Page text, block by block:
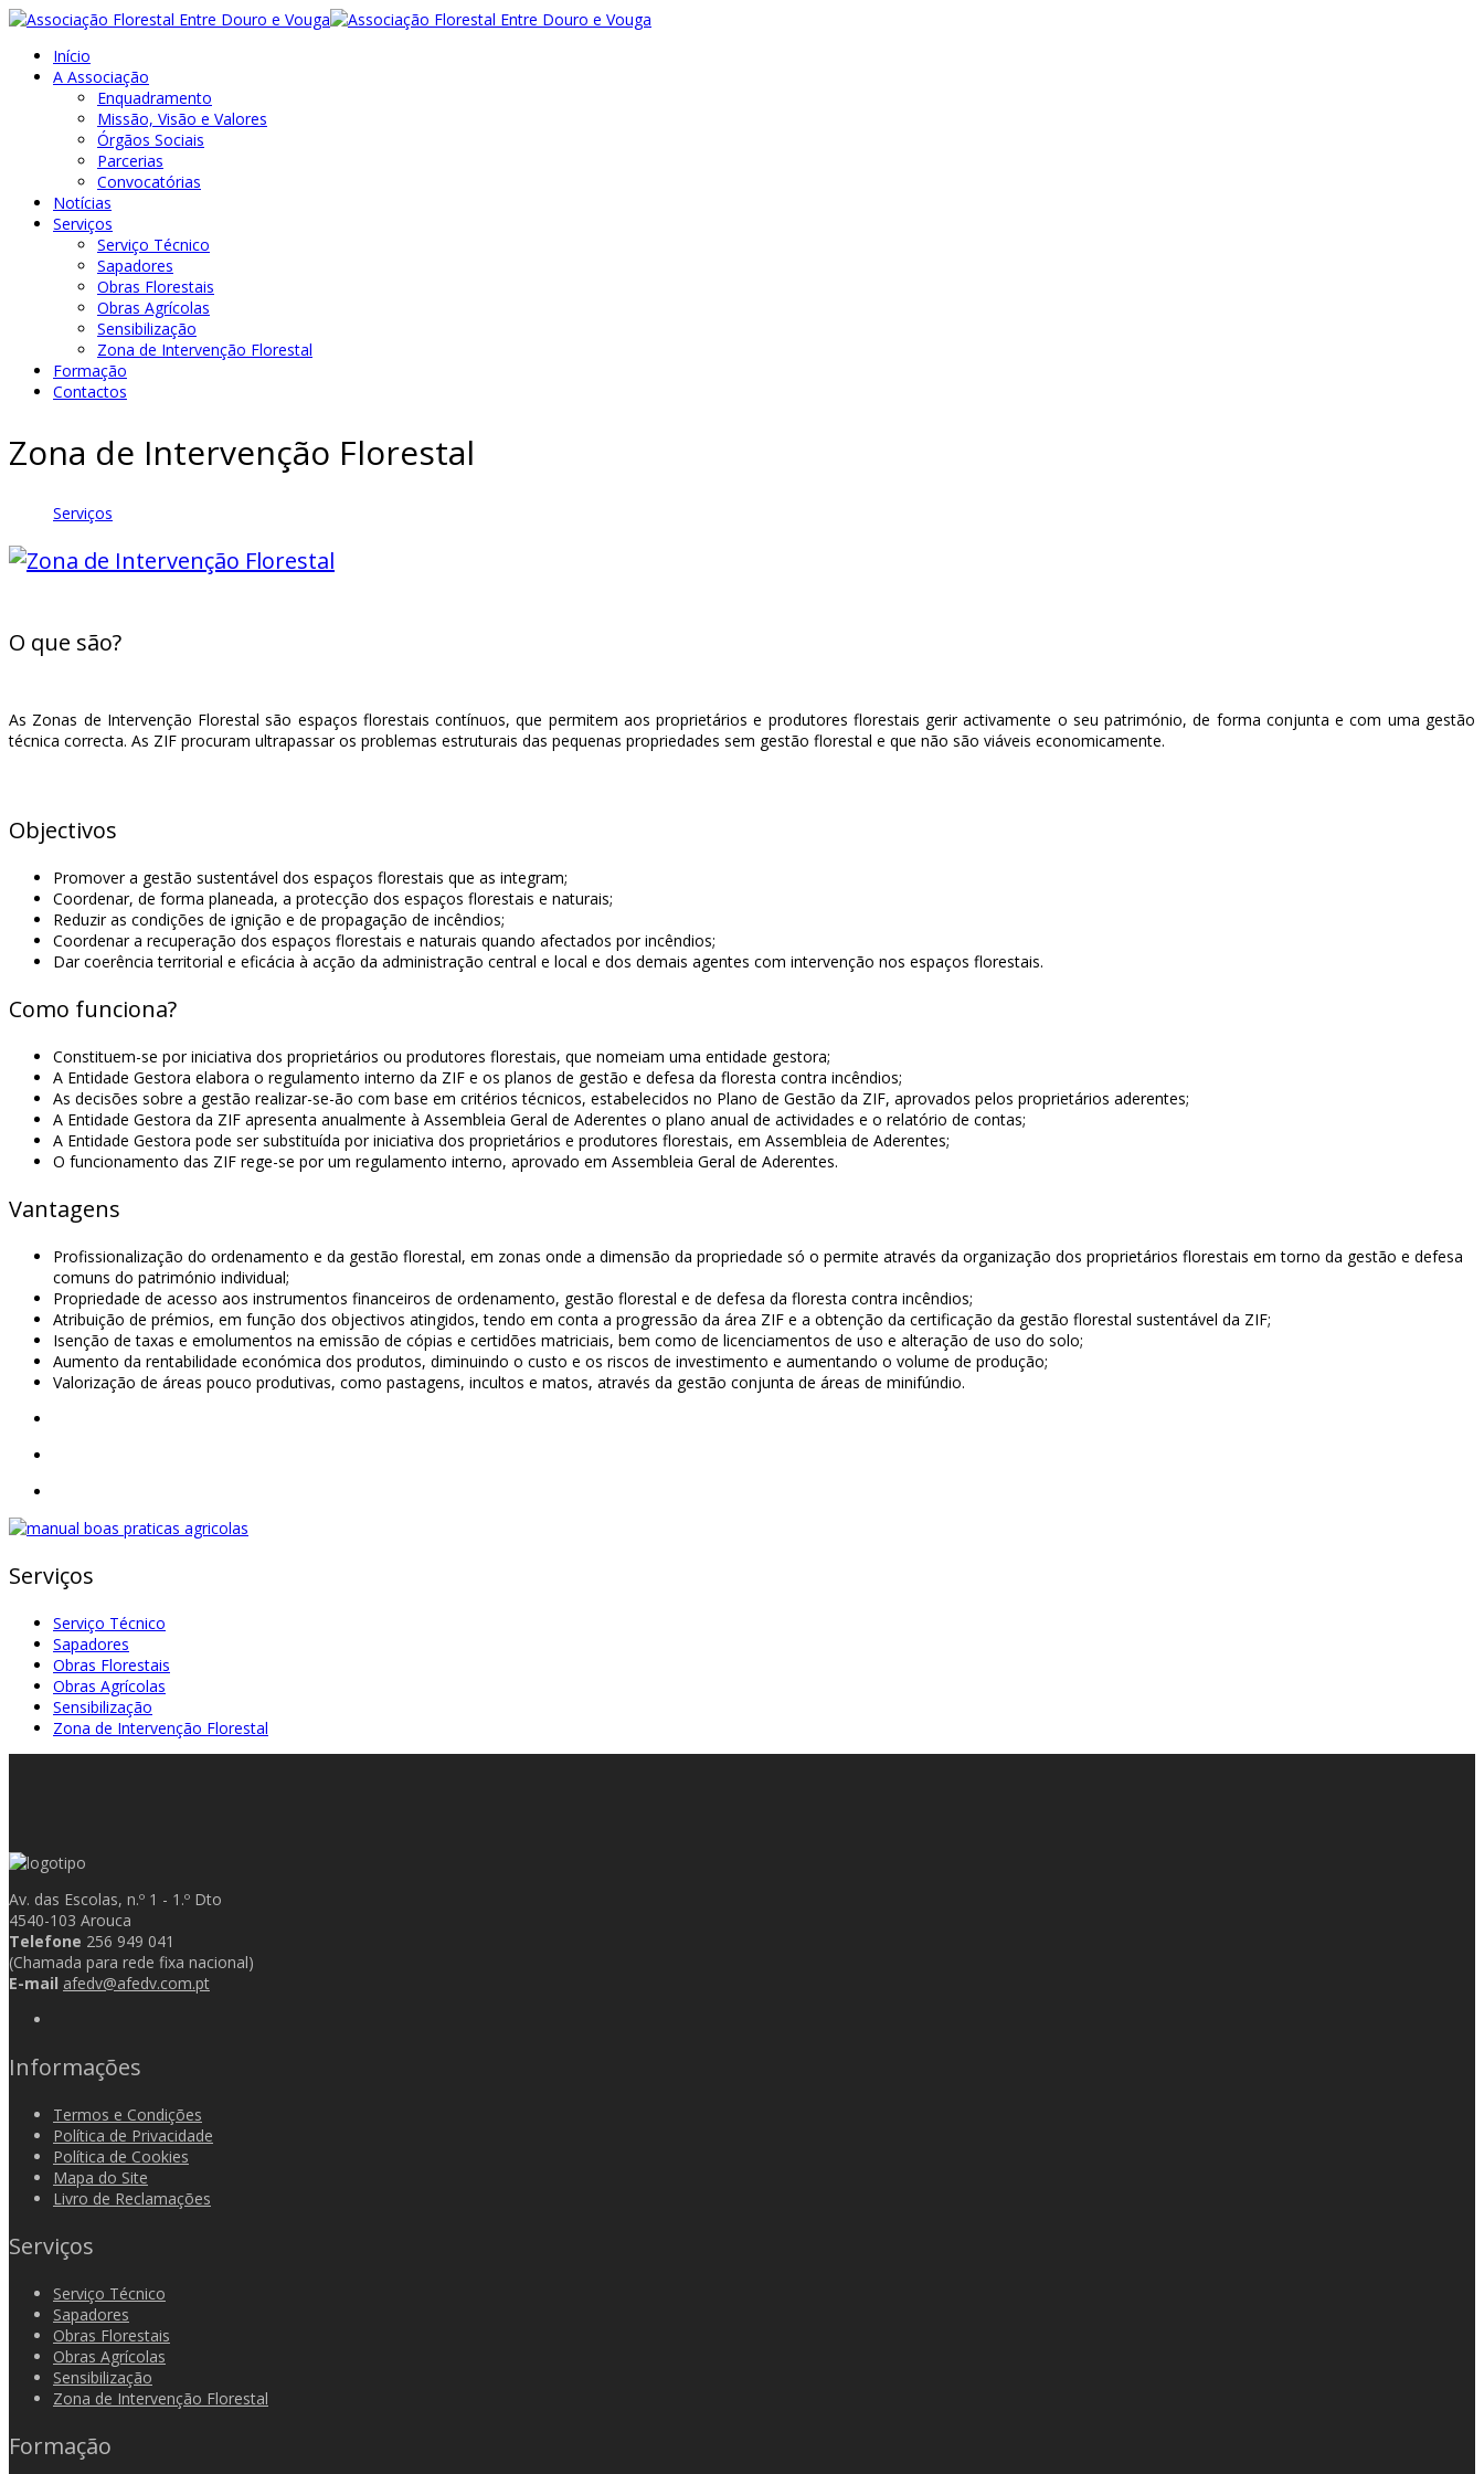
Início
A Associação
Enquadramento
Missão, Visão e Valores
Órgãos Sociais
Parcerias
Convocatórias
Notícias
Serviços
Serviço Técnico
Sapadores
Obras Florestais
Obras Agrícolas
Sensibilização
Zona de Intervenção Florestal
Formação
Contactos
Zona de Intervenção Florestal
Serviços
O que são?
As Zonas de Intervenção Florestal são espaços florestais contínuos, que permitem aos proprietários e produtores florestais gerir activamente o seu património, de forma conjunta e com uma gestão
técnica correcta. As ZIF procuram ultrapassar os problemas estruturais das pequenas propriedades sem gestão florestal e que não são viáveis economicamente.
Objectivos
Promover a gestão sustentável dos espaços florestais que as integram;
Coordenar, de forma planeada, a protecção dos espaços florestais e naturais;
Reduzir as condições de ignição e de propagação de incêndios;
Coordenar a recuperação dos espaços florestais e naturais quando afectados por incêndios;
Dar coerência territorial e eficácia à acção da administração central e local e dos demais agentes com intervenção nos espaços florestais.
Como funciona?
Constituem-se por iniciativa dos proprietários ou produtores florestais, que nomeiam uma entidade gestora;
A Entidade Gestora elabora o regulamento interno da ZIF e os planos de gestão e defesa da floresta contra incêndios;
As decisões sobre a gestão realizar-se-ão com base em critérios técnicos, estabelecidos no Plano de Gestão da ZIF, aprovados pelos proprietários aderentes;
A Entidade Gestora da ZIF apresenta anualmente à Assembleia Geral de Aderentes o plano anual de actividades e o relatório de contas;
A Entidade Gestora pode ser substituída por iniciativa dos proprietários e produtores florestais, em Assembleia de Aderentes;
O funcionamento das ZIF rege-se por um regulamento interno, aprovado em Assembleia Geral de Aderentes.
Vantagens
Profissionalização do ordenamento e da gestão florestal, em zonas onde a dimensão da propriedade só o permite através da organização dos proprietários florestais em torno da gestão e defesa
comuns do património individual;
Propriedade de acesso aos instrumentos financeiros de ordenamento, gestão florestal e de defesa da floresta contra incêndios;
Atribuição de prémios, em função dos objectivos atingidos, tendo em conta a progressão da área ZIF e a obtenção da certificação da gestão florestal sustentável da ZIF;
Isenção de taxas e emolumentos na emissão de cópias e certidões matriciais, bem como de licenciamentos de uso e alteração de uso do solo;
Aumento da rentabilidade económica dos produtos, diminuindo o custo e os riscos de investimento e aumentando o volume de produção;
Valorização de áreas pouco produtivas, como pastagens, incultos e matos, através da gestão conjunta de áreas de minifúndio.
Serviços
Serviço Técnico
Sapadores
Obras Florestais
Obras Agrícolas
Sensibilização
Zona de Intervenção Florestal
Av. das Escolas, n.º 1 - 1.º Dto
4540-103 Arouca
Telefone 256 949 041
(Chamada para rede fixa nacional)
E-mail afedv@afedv.com.pt
Informações
Termos e Condições
Política de Privacidade
Política de Cookies
Mapa do Site
Livro de Reclamações
Serviços
Serviço Técnico
Sapadores
Obras Florestais
Obras Agrícolas
Sensibilização
Zona de Intervenção Florestal
Formação